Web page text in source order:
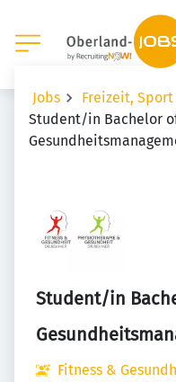
Jobs
Freizeit,
Student/in Bachelor
Student/in
Fitness &